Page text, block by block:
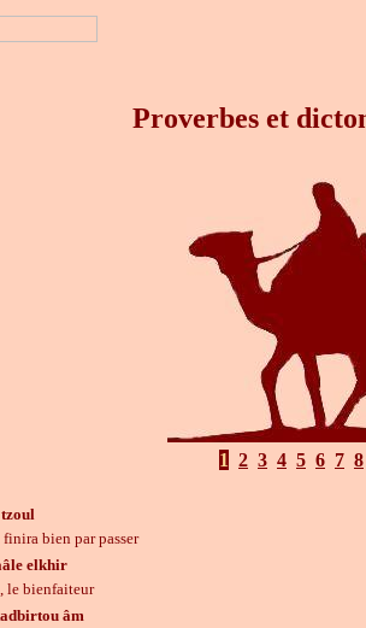
Proverbes et
1 2 3 4 5 6 7 8
bien par passer
elkhir
le bienfaiteur
âm